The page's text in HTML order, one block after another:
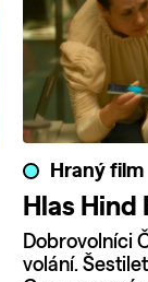
Hraný film
Hlas Hind
Dobrovolníci
volání.